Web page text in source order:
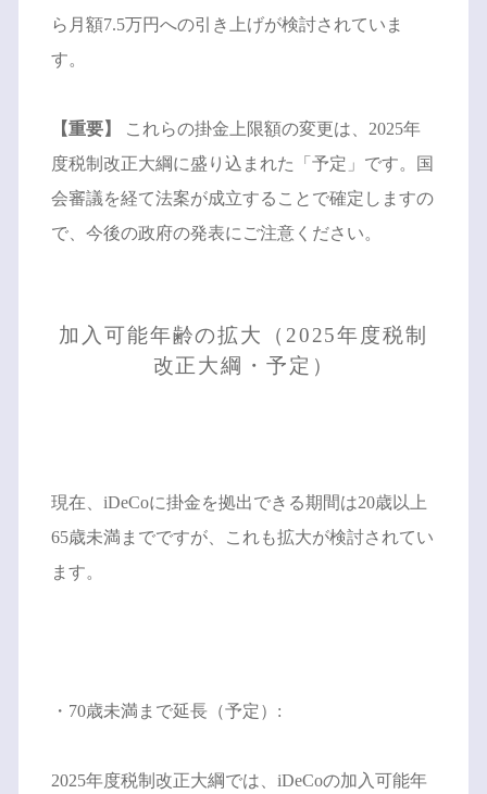
ら月額7.5万円への引き上げが検討されていま
す。
【重要】
これらの掛金上限額の変更は、2025年
度税制改正大綱に盛り込まれた「予定」です。国
会審議を経て法案が成立することで確定しますの
で、今後の政府の発表にご注意ください。
加入可能年齢の拡大（2025年度税制
改正大綱・予定）
現在、iDeCoに掛金を拠出できる期間は20歳以上
65歳未満までですが、これも拡大が検討されてい
ます。
・70歳未満まで延長（予定）:
2025年度税制改正大綱では、iDeCoの加入可能年